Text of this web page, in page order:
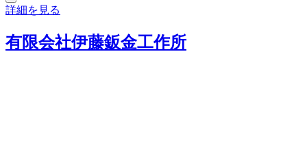
詳細を見る
有限会社伊藤鈑金工作所